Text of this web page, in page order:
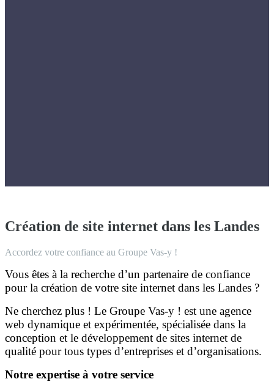
Création de site internet dans les Landes
Accordez votre confiance au Groupe Vas-y !
Vous êtes à la recherche d’un partenaire de confiance
pour la création de votre site internet dans les Landes ?
Ne cherchez plus ! Le Groupe Vas-y ! est une agence
web dynamique et expérimentée, spécialisée dans la
conception et le développement de sites internet de
qualité pour tous types d’entreprises et d’organisations.
Notre expertise à votre service